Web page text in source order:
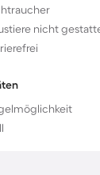
nicht